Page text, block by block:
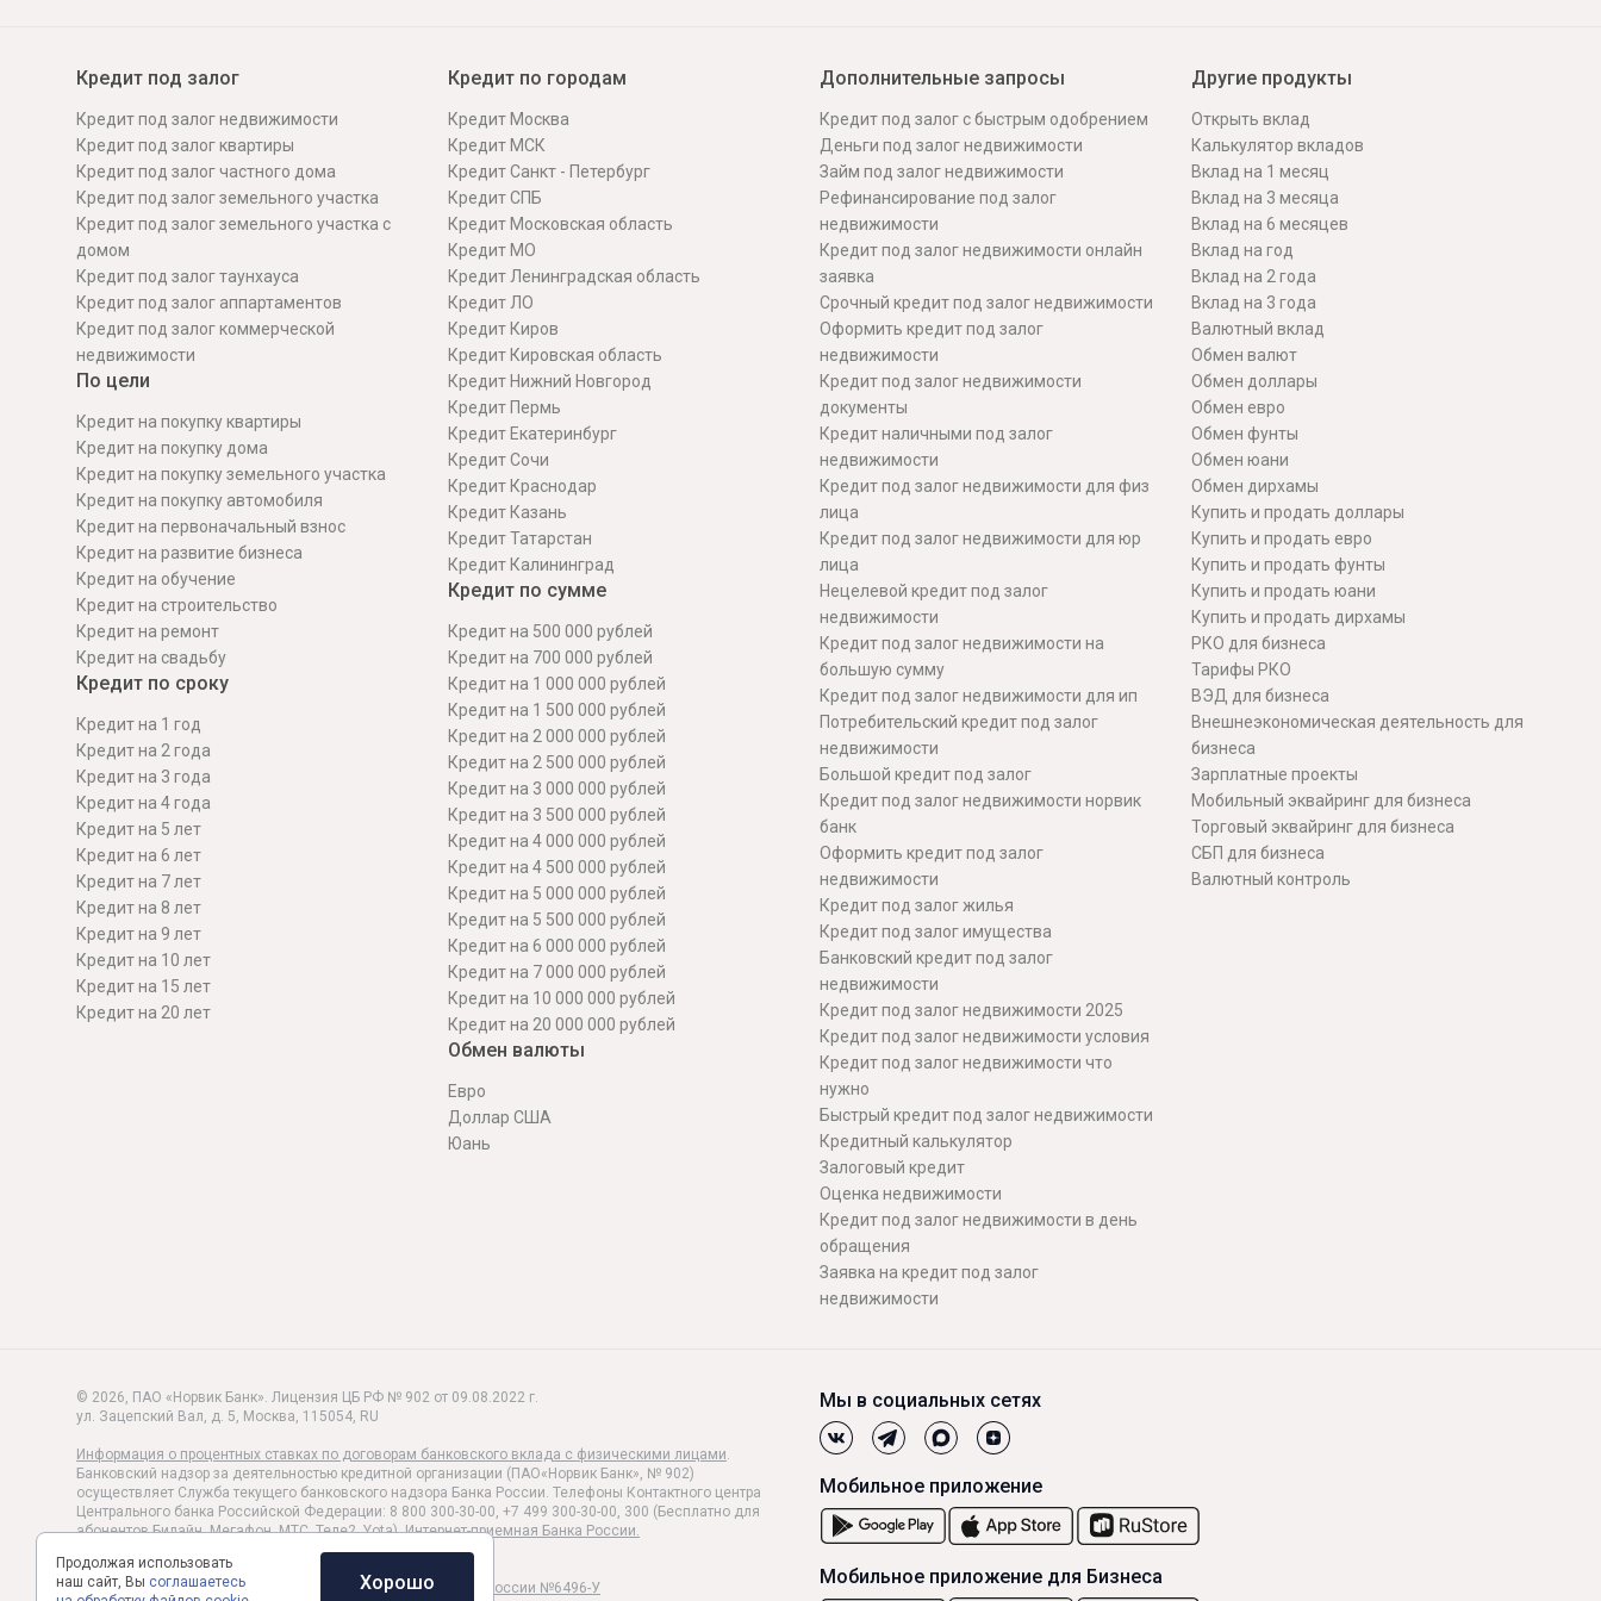
Все вклады
Мобильное приложение
Подтверждение согласия через Госуслуги
Все сервисы
Кредит под залог
Кредит под залог недвижимости
Кредит под залог квартиры
Кредит под залог частного дома
Кредит под залог земельного участка
Кредит под залог земельного участка с
домом
Кредит под залог таунхауса
Кредит под залог аппартаментов
Кредит под залог коммерческой
недвижимости
По цели
Кредит на покупку квартиры
Кредит на покупку дома
Кредит на покупку земельного участка
Кредит на покупку автомобиля
Кредит на первоначальный взнос
Кредит на развитие бизнеса
Кредит на обучение
Кредит на строительcтво
Кредит на ремонт
Кредит на свадьбу
Кредит по сроку
Кредит на 1 год
Кредит на 2 года
Кредит на 3 года
Кредит на 4 года
Кредит на 5 лет
Кредит на 6 лет
Кредит на 7 лет
Кредит на 8 лет
Кредит на 9 лет
Кредит на 10 лет
Кредит на 15 лет
Кредит на 20 лет
Кредит по городам
Кредит Москва
Кредит МСК
Кредит Санкт - Петербург
Кредит СПБ
Кредит Московская область
Кредит МО
Кредит Ленинградская область
Кредит ЛО
Кредит Киров
Кредит Кировская область
Кредит Нижний Новгород
Кредит Пермь
Кредит Екатеринбург
Кредит Сочи
Кредит Краснодар
Кредит Казань
Кредит Татарстан
Кредит Калининград
Кредит по сумме
Кредит на 500 000 рублей
Кредит на 700 000 рублей
Кредит на 1 000 000 рублей
Кредит на 1 500 000 рублей
Кредит на 2 000 000 рублей
Кредит на 2 500 000 рублей
Кредит на 3 000 000 рублей
Кредит на 3 500 000 рублей
Кредит на 4 000 000 рублей
Кредит на 4 500 000 рублей
Кредит на 5 000 000 рублей
Кредит на 5 500 000 рублей
Кредит на 6 000 000 рублей
Кредит на 7 000 000 рублей
Кредит на 10 000 000 рублей
Кредит на 20 000 000 рублей
Обмен валюты
Евро
Доллар США
Юань
Дополнительные запросы
Кредит под залог с быстрым одобрением
Деньги под залог недвижимости
Займ под залог недвижимости
Рефинансирование под залог
недвижимости
Кредит под залог недвижимости онлайн
заявка
Срочный кредит под залог недвижимости
Оформить кредит под залог
недвижимости
Кредит под залог недвижимости
документы
Кредит наличными под залог
недвижимости
Кредит под залог недвижимости для физ
лица
Кредит под залог недвижимости для юр
лица
Нецелевой кредит под залог
недвижимости
Кредит под залог недвижимости на
большую сумму
Кредит под залог недвижимости для ип
Потребительский кредит под залог
недвижимости
Большой кредит под залог
Кредит под залог недвижимости норвик
банк
Оформить кредит под залог
недвижимости
Кредит под залог жилья
Кредит под залог имущества
Банковский кредит под залог
недвижимости
Кредит под залог недвижимости 2025
Кредит под залог недвижимости условия
Кредит под залог недвижимости что
нужно
Быстрый кредит под залог недвижимости
Кредитный калькулятор
Залоговый кредит
Оценка недвижимости
Кредит под залог недвижимости в день
обращения
Заявка на кредит под залог
недвижимости
Другие продукты
Открыть вклад
Калькулятор вкладов
Вклад на 1 месяц
Вклад на 3 месяца
Вклад на 6 месяцев
Вклад на год
Вклад на 2 года
Вклад на 3 года
Валютный вклад
Обмен валют
Обмен доллары
Обмен евро
Обмен фунты
Обмен юани
Обмен дирхамы
Купить и продать доллары
Купить и продать евро
Купить и продать фунты
Купить и продать юани
Купить и продать дирхамы
РКО для бизнеса
Тарифы РКО
ВЭД для бизнеса
Внешнеэкономическая деятельность для
бизнеса
Зарплатные проекты
Мобильный эквайринг для бизнеса
Торговый эквайринг для бизнеса
СБП для бизнеса
Валютный контроль
© 2026, ПАО «Норвик Банк». Лицензия ЦБ РФ № 902 от 09.08.2022 г.
ул. Зацепский Вал, д. 5, Москва, 115054, RU
Информация о процентных ставках по договорам банковского вклада с физическими лицами.
Банковский надзор за деятельностью кредитной организации (ПАО«Норвик Банк», № 902)
осуществляет Служба текущего банковского надзора Банка России. Телефоны Контактного центра
Центрального банка Российской Федерации: 8 800 300-30-00, +7 499 300-30-00, 300 (Бесплатно для
абонентов Билайн, Мегафон, МТС, Теле2, Yota).Интернет-приемная Банка России.
Политика обработки и защиты персональных данных
Раскрытие информации в соответствии c Указанием Банка России №6496-У
Мы в социальных сетях
Мобильное приложение
Мобильное приложение для Бизнеса
Продолжая использовать
наш сайт, Вы соглашаетесь
Хорошо